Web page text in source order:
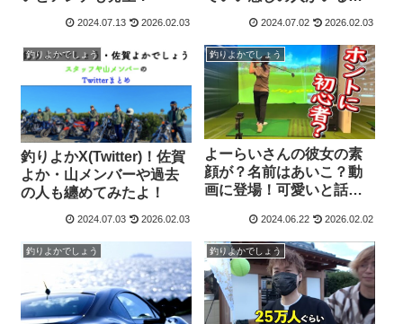
2024.07.13 2026.02.03 2024.07.02 2026.02.03
釣りよかでしょう
釣りよかX(Twitter)！佐賀
よか・山メンバーや過去
の人も纏めてみたよ！
2024.07.03 2026.02.03
釣りよかでしょう
よーらいさんの彼女の素
顔が？名前はあいこ？動
画に登場！可愛いと話
2024.06.22 2026.02.02
釣りよかでしょう 釣りよかでしょう